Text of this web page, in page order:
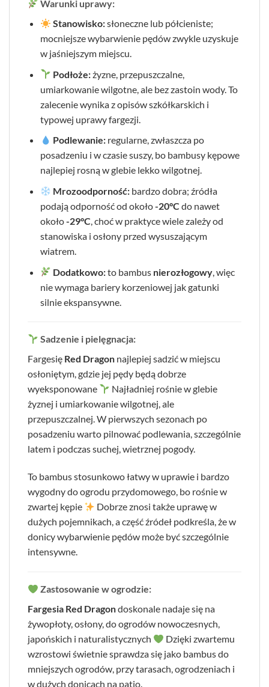
Warunki uprawy:
Stanowisko:słoneczne lub półcieniste;
mocniejsze wybarwienie pędów zwykle uzyskuje
w jaśniejszym miejscu.
Podłoże:żyzne, przepuszczalne,
umiarkowanie wilgotne, ale bez zastoin wody. To
zalecenie wynika z opisów szkółkarskich i
typowej uprawy fargezji.
Podlewanie: regularne, zwłaszcza po
posadzeniu i w czasie suszy, bo bambusy kępowe
najlepiej rosną w glebie lekko wilgotnej.
Mrozoodporność: bardzo dobra; źródła
podają odporność od około-20°C do nawet
około-29°C, choć w praktyce wiele zależy od
stanowiska i osłony przed wysuszającym
wiatrem.
Dodatkowo:to bambus nierozłogowy , więc
nie wymaga bariery korzeniowej jak gatunki
silnie ekspansywne.
Sadzenie i pielęgnacja:
Fargesię Red Dragon najlepiej sadzić w miejscu
osłoniętym, gdzie jej pędy będą dobrze
wyeksponowane
Najładniej rośnie w glebie
żyznej i umiarkowanie wilgotnej, ale
przepuszczalnej. W pierwszych sezonach po
posadzeniu warto pilnować podlewania, szczególnie
latem i podczas suchej, wietrznej pogody.
To bambus stosunkowo łatwy w uprawie i bardzo
wygodny do ogrodu przydomowego, bo rośnie w
zwartej kępie
Dobrze znosi także uprawę w
dużych pojemnikach, a część źródeł podkreśla, że w
donicy wybarwienie pędów może być szczególnie
intensywne.
Zastosowanie w ogrodzie:
Fargesia Red Dragondoskonale nadaje się na
żywopłoty, osłony, do ogrodów nowoczesnych,
japońskich i naturalistycznych
Dzięki zwartemu
wzrostowi świetnie sprawdza się jako bambus do
mniejszych ogrodów, przy tarasach, ogrodzeniach i
w dużych donicach na patio.